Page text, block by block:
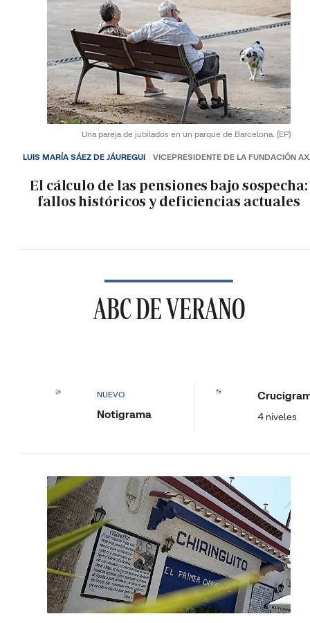
Una pareja de jubilados en un parque de Barcelona. (EP)
El cálculo de las pensiones bajo sospecha:
fallos históricos y deficiencias actuales
LUIS MARÍA SÁEZ DE JÁUREGUI VICEPRESIDENTE DE LA FUNDACIÓN
ABC DE VERANO
NUEVO
Notigrama 4 niveles